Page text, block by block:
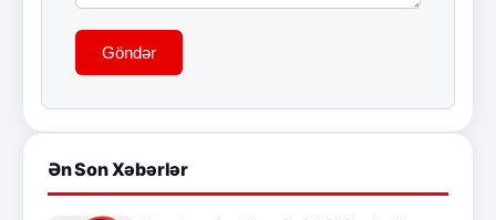
Göndər
Ən Son Xəbərlər